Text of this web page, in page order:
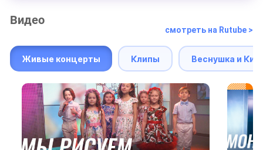
Видео
смотреть на Rutube >
Живые концерты Клипы Веснушка и